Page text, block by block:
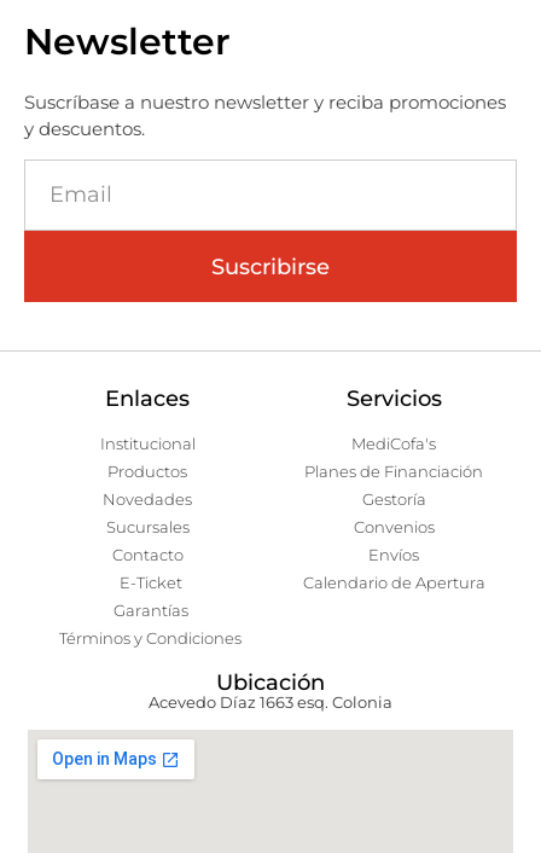
Newsletter
Suscríbase a nuestro newsletter y reciba promociones
y descuentos.
Suscribirse
Enlaces
Institucional
Productos
Novedades
Sucursales
Contacto
E-Ticket
Garantías
Términos y Condiciones
Servicios
MediCofa's
Planes de Financiación
Gestoría
Convenios
Envíos
Calendario de Apertura
Ubicación
Acevedo Díaz 1663 esq. Colonia